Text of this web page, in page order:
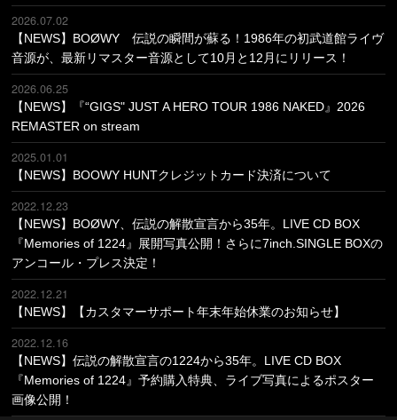
2026.07.02
【NEWS】BOØWY 伝説の瞬間が蘇る！1986年の初武道館ライヴ
音源が、最新リマスター音源として10月と12月にリリース！
2026.06.25
【NEWS】『“GIGS" JUST A HERO TOUR 1986 NAKED』2026
REMASTER on stream
2025.01.01
【NEWS】BOOWY HUNTクレジットカード決済について
2022.12.23
【NEWS】BOØWY、伝説の解散宣言から35年。LIVE CD BOX
『Memories of 1224』展開写真公開！さらに7inch.SINGLE BOXの
アンコール・プレス決定！
2022.12.21
【NEWS】【カスタマーサポート年末年始休業のお知らせ】
2022.12.16
【NEWS】伝説の解散宣言の1224から35年。LIVE CD BOX
『Memories of 1224』予約購入特典、ライブ写真によるポスター
画像公開！